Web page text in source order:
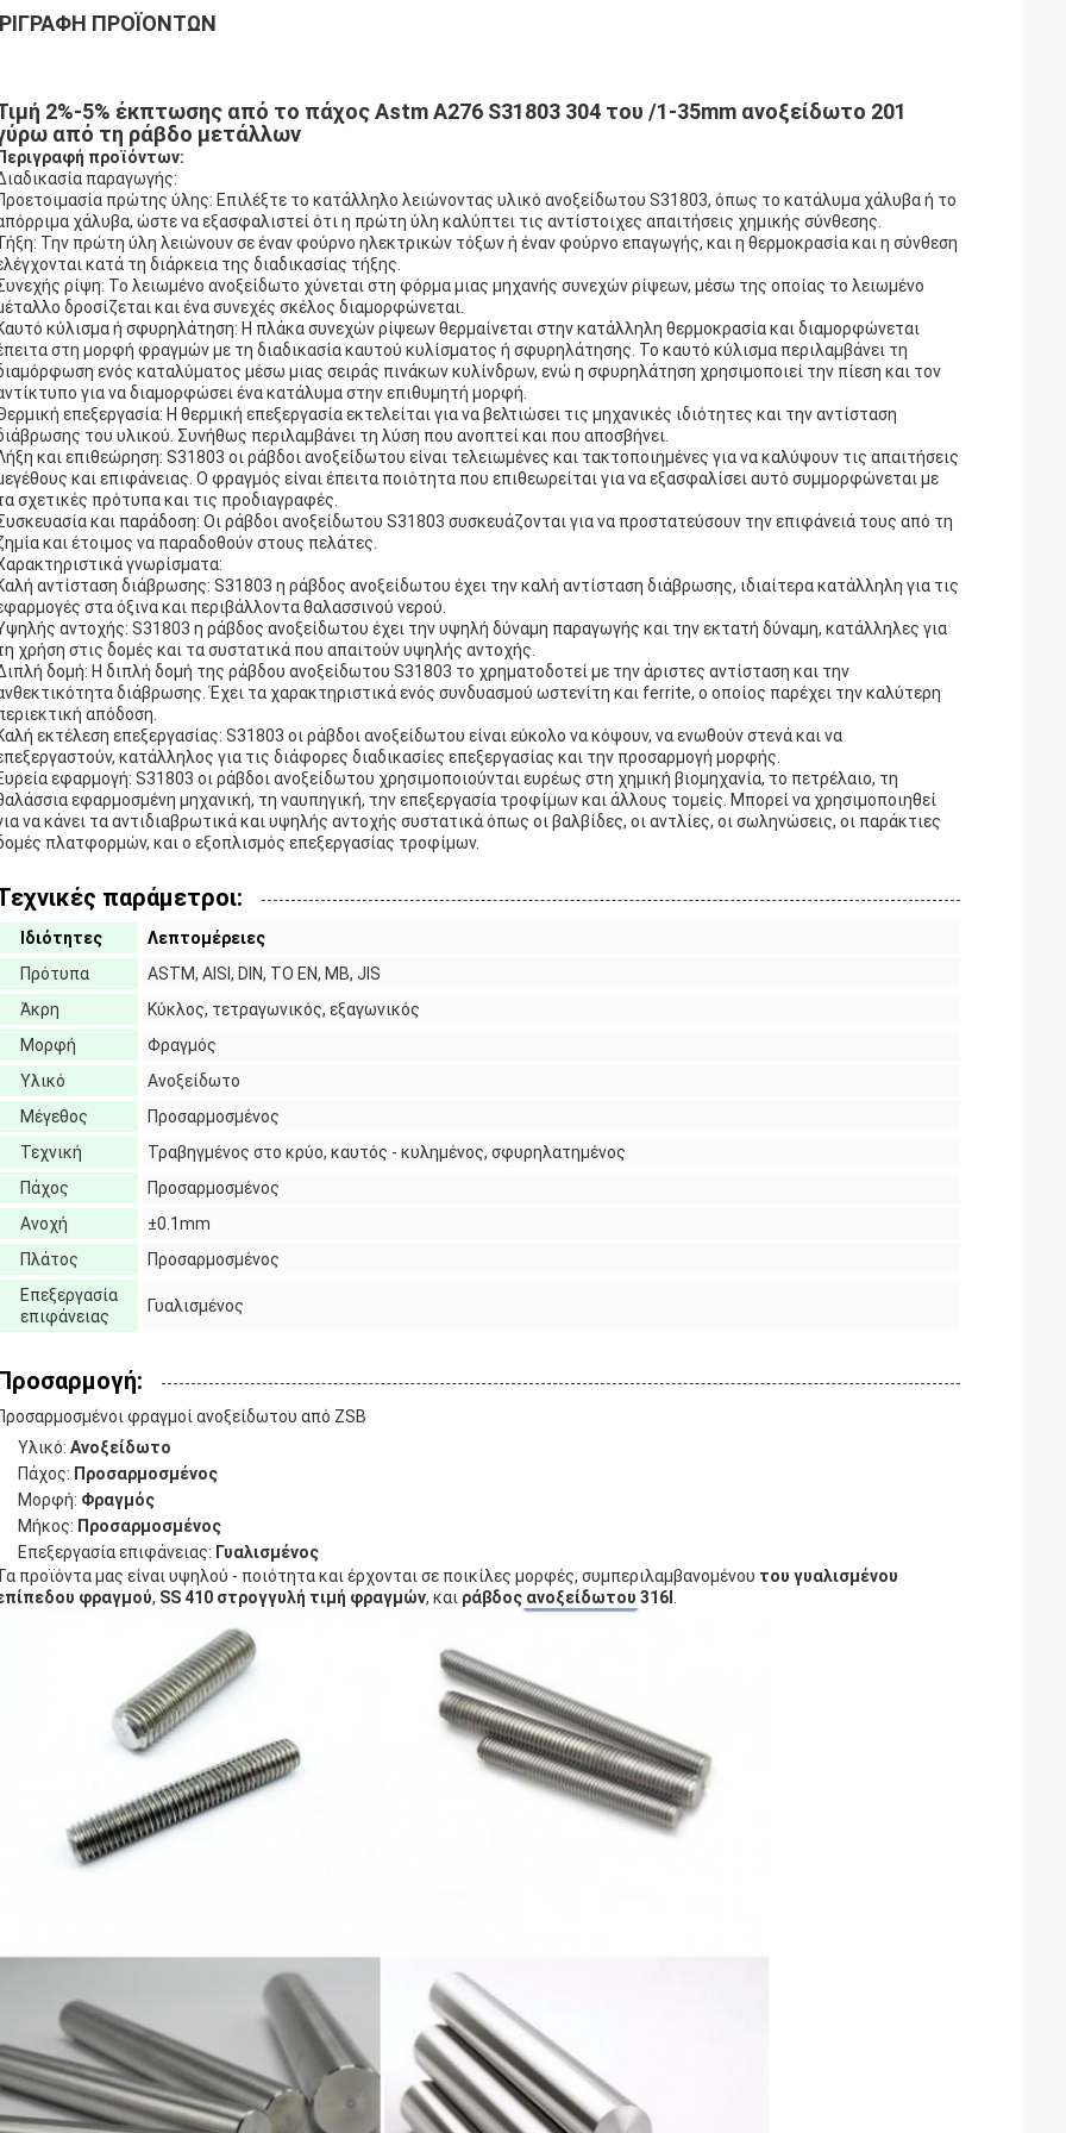
ΠΡΟΪΌΝΤΩΝ
2%-5% έκπτωσης από το πάχος Astm A276 S31803 304 του /1-35mm ανοξείδωτο 201
από τη ράβδο μετάλλων
προϊόντων:
παραγωγής:
πρώτης ύλης: Επιλέξτε το κατάλληλο λειώνοντας υλικό ανοξείδωτου S31803, όπως το κατάλυμα χάλυβα ή το
χάλυβα, ώστε να εξασφαλιστεί ότι η πρώτη ύλη καλύπτει τις αντίστοιχες απαιτήσεις χημικής σύνθεσης.
Την πρώτη ύλη λειώνουν σε έναν φούρνο ηλεκτρικών τόξων ή έναν φούρνο επαγωγής, και η θερμοκρασία και η σύνθεση
κατά τη διάρκεια της διαδικασίας τήξης.
ρίψη: Το λειωμένο ανοξείδωτο χύνεται στη φόρμα μιας μηχανής συνεχών ρίψεων, μέσω της οποίας το λειωμένο
δροσίζεται και ένα συνεχές σκέλος διαμορφώνεται.
κύλισμα ή σφυρηλάτηση: Η πλάκα συνεχών ρίψεων θερμαίνεται στην κατάλληλη θερμοκρασία και διαμορφώνεται
στη μορφή φραγμών με τη διαδικασία καυτού κυλίσματος ή σφυρηλάτησης. Το καυτό κύλισμα περιλαμβάνει τη
ενός καταλύματος μέσω μιας σειράς πινάκων κυλίνδρων, ενώ η σφυρηλάτηση χρησιμοποιεί την πίεση και τον
για να διαμορφώσει ένα κατάλυμα στην επιθυμητή μορφή.
επεξεργασία: Η θερμική επεξεργασία εκτελείται για να βελτιώσει τις μηχανικές ιδιότητες και την αντίσταση
του υλικού. Συνήθως περιλαμβάνει τη λύση που ανοπτεί και που αποσβήνει.
και επιθεώρηση: S31803 οι ράβδοι ανοξείδωτου είναι τελειωμένες και τακτοποιημένες για να καλύψουν τις απαιτήσεις
και επιφάνειας. Ο φραγμός είναι έπειτα ποιότητα που επιθεωρείται για να εξασφαλίσει αυτό συμμορφώνεται με
σχετικές πρότυπα και τις προδιαγραφές.
και παράδοση: Οι ράβδοι ανοξείδωτου S31803 συσκευάζονται για να προστατεύσουν την επιφάνειά τους από τη
και έτοιμος να παραδοθούν στους πελάτες.
γνωρίσματα:
αντίσταση διάβρωσης: S31803 η ράβδος ανοξείδωτου έχει την καλή αντίσταση διάβρωσης, ιδιαίτερα κατάλληλη για τις
στα όξινα και περιβάλλοντα θαλασσινού νερού.
αντοχής: S31803 η ράβδος ανοξείδωτου έχει την υψηλή δύναμη παραγωγής και την εκτατή δύναμη, κατάλληλες για
χρήση στις δομές και τα συστατικά που απαιτούν υψηλής αντοχής.
δομή: Η διπλή δομή της ράβδου ανοξείδωτου S31803 το χρηματοδοτεί με την άριστες αντίσταση και την
διάβρωσης. Έχει τα χαρακτηριστικά ενός συνδυασμού ωστενίτη και ferrite, ο οποίος παρέχει την καλύτερη
απόδοση.
εκτέλεση επεξεργασίας: S31803 οι ράβδοι ανοξείδωτου είναι εύκολο να κόψουν, να ενωθούν στενά και να
κατάλληλος για τις διάφορες διαδικασίες επεξεργασίας και την προσαρμογή μορφής.
εφαρμογή: S31803 οι ράβδοι ανοξείδωτου χρησιμοποιούνται ευρέως στη χημική βιομηχανία, το πετρέλαιο, τη
εφαρμοσμένη μηχανική, τη ναυπηγική, την επεξεργασία τροφίμων και άλλους τομείς. Μπορεί να χρησιμοποιηθεί
να κάνει τα αντιδιαβρωτικά και υψηλής αντοχής συστατικά όπως οι βαλβίδες, οι αντλίες, οι σωληνώσεις, οι παράκτιες
πλατφορμών, και ο εξοπλισμός επεξεργασίας τροφίμων.
παράμετροι:
Ιδιότητες
Λεπτομέρειες
Πρότυπα
ASTM, AISI, DIN, ΤΟ EN, ΜΒ, JIS
Άκρη
Κύκλος, τετραγωνικός, εξαγωνικός
Μορφή
Φραγμός
Υλικό
Ανοξείδωτο
Μέγεθος
Προσαρμοσμένος
Τεχνική
Τραβηγμένος στο κρύο, καυτός - κυλημένος, σφυρηλατημένος
Πάχος
Προσαρμοσμένος
Ανοχή
±0.1mm
Πλάτος
Προσαρμοσμένος
Επεξεργασία
επιφάνειας
Γυαλισμένος
φραγμοί ανοξείδωτου από ZSB
Υλικό: Ανοξείδωτο
Πάχος: Προσαρμοσμένος
Μορφή: Φραγμός
Μήκος: Προσαρμοσμένος
Επεξεργασία επιφάνειας: Γυαλισμένος
προϊόντα μας είναι υψηλού - ποιότητα και έρχονται σε ποικίλες μορφές, συμπεριλαμβανομένου του γυαλισμένου
φραγμού, SS 410 στρογγυλή τιμή φραγμών, και ράβδος ανοξείδωτου 316l